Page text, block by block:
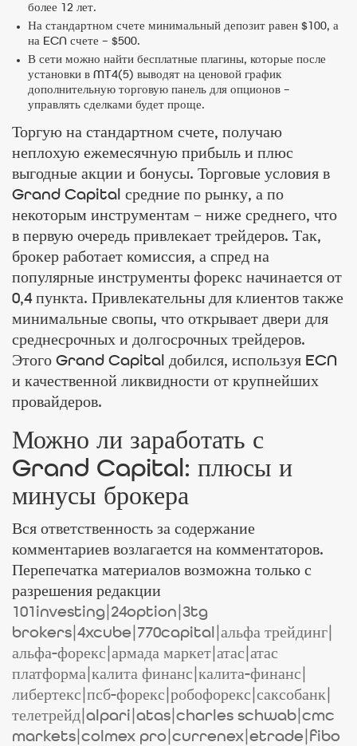
более 12 лет.
На стандартном счете минимальный депозит равен $100, а
на ECN счете – $500.
В сети можно найти бесплатные плагины, которые после
установки в MT4(5) выводят на ценовой график
дополнительную торговую панель для опционов –
управлять сделками будет проще.
Торгую на стандартном счете, получаю
неплохую ежемесячную прибыль и плюс
выгодные акции и бонусы. Торговые условия в
Grand Capital средние по рынку, а по
некоторым инструментам – ниже среднего, что
в первую очередь привлекает трейдеров. Так,
брокер работает комиссия, а спред на
популярные инструменты форекс начинается от
0,4 пункта. Привлекательны для клиентов также
минимальные свопы, что открывает двери для
среднесрочных и долгосрочных трейдеров.
Этого Grand Capital добился, используя ECN
и качественной ликвидности от крупнейших
провайдеров.
Можно ли заработать с
Grand Capital: плюсы и
минусы брокера
Вся ответственность за содержание
комментариев возлагается на комментаторов.
Перепечатка материалов возможна только с
разрешения редакции
101investing|24option|3tg
brokers|4xcube|770capital|альфа трейдинг|
альфа-форекс|армада маркет|атас|атас
платформа|калита финанс|калита-финанс|
либертекс|псб-форекс|робофорекс|саксобанк|
телетрейд|alpari|atas|charles schwab|cmc
markets|colmex pro|currenex|etrade|fibo